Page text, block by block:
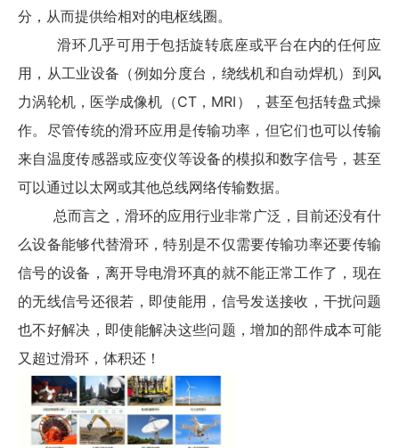
分，从而提供给相对的电枢线圈。
滑环几乎可用于包括旋转底座或平台在内的任何应
用，从工业设备（例如分度台，绕线机和自动焊机）到风
力涡轮机，医学成像机（CT，MRI），甚至包括转盘式操
作。尽管传统的滑环应用是传输功率，但它们也可以传输
来自温度传感器或应变仪等设备的模拟和数字信号，甚至
可以通过以太网或其他总线网络传输数据。
总而言之，滑环的应用行业非常广泛，目前还没有什
么设备能够代替滑环，特别是不仅需要传输功率还要传输
信号的设备，离开导电滑环真的就不能正常工作了，现在
的无线信号还很若，即使能用，信号发送接收，干扰问题
也不好解决，即使能解决这些问题，增加的部件成本可能
又超过滑环，体积还！